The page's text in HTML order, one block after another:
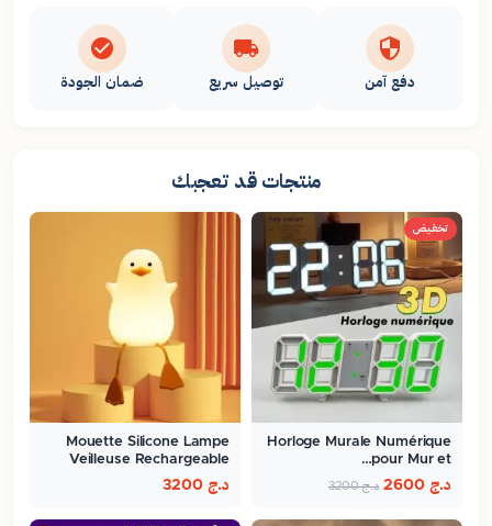
دفع آمن توصيل سريع ضمان الجودة
منتجات قد تعجبك
تخفيض
Horloge Murale Numérique
pour Mur et…
د.ج د.ج3200
Mouette Silicone Lampe
Veilleuse Rechargeable
Pour…
د.ج